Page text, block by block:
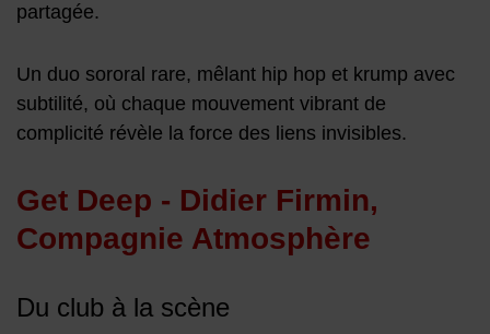
partagée.
Un duo sororal rare, mêlant hip hop et krump avec
subtilité, où chaque mouvement vibrant de
complicité révèle la force des liens invisibles.
Get Deep - Didier Firmin,
Compagnie Atmosphère
Du club à la scène